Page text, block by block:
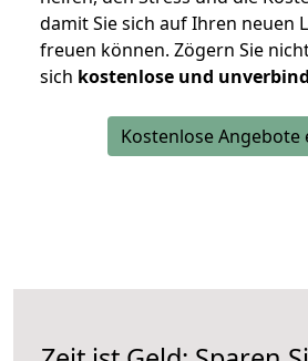
damit Sie sich auf Ihren neuen
freuen können. Zögern Sie
sich kostenlose und
Kostenlose Angebote